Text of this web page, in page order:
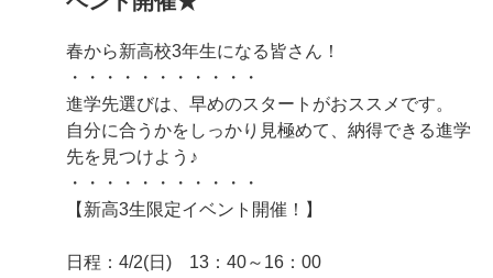
春から新高校3年生になる皆さん！
・・・・・・・・・・・
進学先選びは、早めのスタートがおススメです。
自分に合うかをしっかり見極めて、納得できる進学
先を見つけよう♪
・・・・・・・・・・・
【新高3生限定イベント開催！】
日程：4/2(日) 13：40～16：00